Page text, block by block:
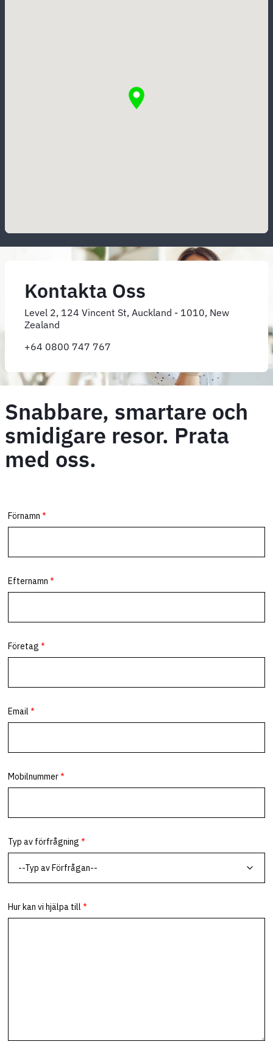
Kontakta Oss
Level 2, 124 Vincent St, Auckland - 1010, New
Zealand
+64 0800 747 767
Snabbare, smartare och
smidigare resor. Prata
med oss.